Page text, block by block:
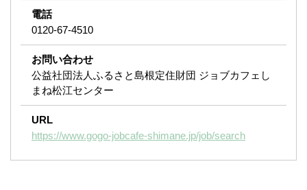
電話
0120-67-4510
お問い合わせ
公益社団法人ふるさと島根定住財団 ジョブカフェし
まね松江センター
URL
https://www.gogo-jobcafe-shimane.jp/job/search